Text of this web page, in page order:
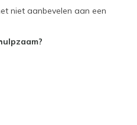
to width
niet aanbevelen aan een